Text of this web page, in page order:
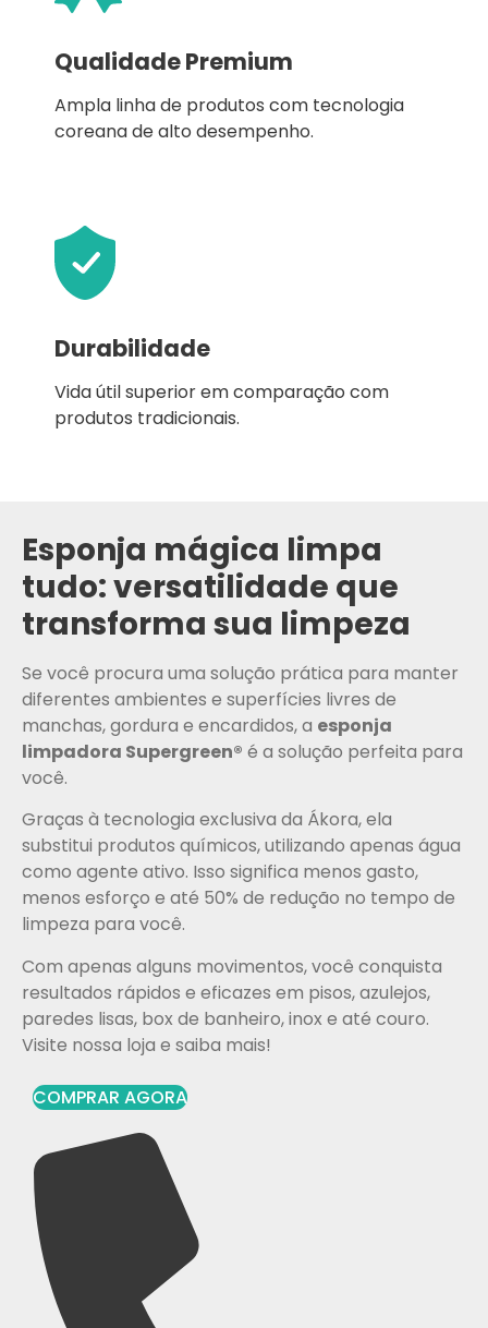
Qualidade Premium
Ampla linha de produtos com tecnologia
coreana de alto desempenho.
Durabilidade
Vida útil superior em comparação com
produtos tradicionais.
Esponja mágica limpa
tudo: versatilidade que
transforma sua limpeza
Se você procura uma solução prática para manter
diferentes ambientes e superfícies livres de
manchas, gordura e encardidos, a esponja
limpadora Supergreen® é a solução perfeita para
você.
Graças à tecnologia exclusiva da Ákora, ela
substitui produtos químicos, utilizando apenas água
como agente ativo. Isso significa menos gasto,
menos esforço e até 50% de redução no tempo de
limpeza para você.
Com apenas alguns movimentos, você conquista
resultados rápidos e eficazes em pisos, azulejos,
paredes lisas, box de banheiro, inox e até couro.
Visite nossa loja e saiba mais!
COMPRAR AGORA